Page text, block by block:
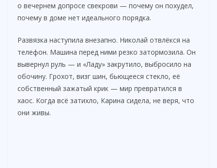
о вечернем допросе свекрови — почему он похудел,
почему в доме нет идеального порядка.
Развязка наступила внезапно. Николай отвлёкся на
телефон. Машина перед ними резко затормозила. Он
вывернул руль — и «Ладу» закрутило, выбросило на
обочину. Грохот, визг шин, бьющееся стекло, её
собственный зажатый крик — мир превратился в
хаос. Когда всё затихло, Карина сидела, не веря, что
они живы.